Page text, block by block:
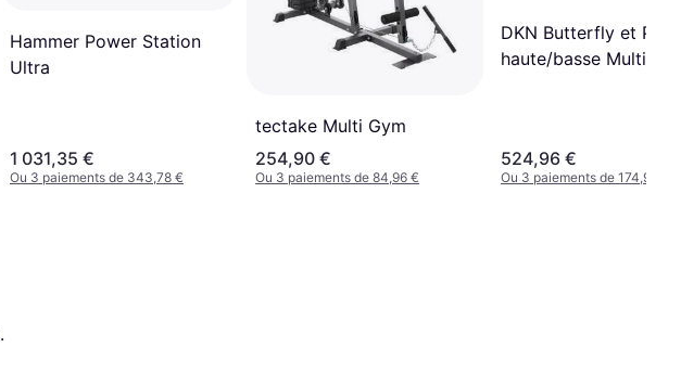
Hammer Power Station
Ultra
1 031,35 €
Ou 3 paiements de 343,78 €
tectake Multi Gym
254,90 €
Ou 3 paiements de 84,96 €
DKN Butterfly et
haute/basse
524,96 €
Ou 3 paiements de 174,98 €
.